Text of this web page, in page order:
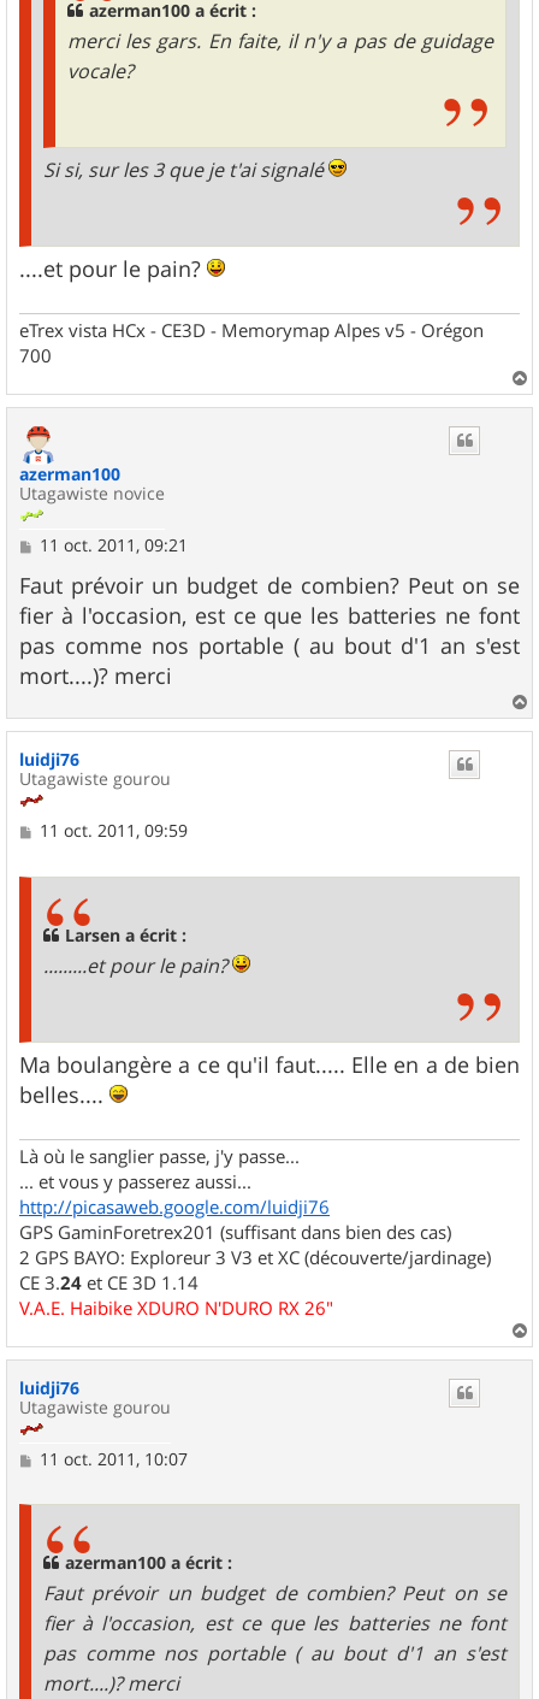
azerman100 a écrit :
merci les gars. En faite, il n'y a pas de guidage
vocale?
Si si, sur les 3 que je t'ai signalé
....et pour le pain?
eTrex vista HCx - CE3D - Memorymap Alpes v5 - Orégon
700
a
azerman100
Utagawiste novice
M
s
s
a
g
e
11 oct. 2011, 09:21
Faut prévoir un budget de combien? Peut on se
fier à l'occasion, est ce que les batteries ne font
pas comme nos portable ( au bout d'1 an s'est
mort....)? merci
a
luidji76
Utagawiste gourou
M11 oct. 2011, 09:59
Larsen a écrit :
.........et pour le pain?
Ma boulangère a ce qu'il faut..... Elle en a de bien
belles....
Là où le sanglier passe, j'y passe...
... et vous y passerez aussi...
http://picasaweb.google.com/luidji76
GPS GaminForetrex201 (suffisant dans bien des cas)
2 GPS BAYO: Exploreur 3 V3 et XC (découverte/jardinage)
CE 3.24 et CE 3D 1.14
V.A.E. Haibike XDURO N'DURO RX 26"
a
luidji76
Utagawiste gourou
M11 oct. 2011, 10:07
azerman100 a écrit :
Faut prévoir un budget de combien? Peut on se
fier à l'occasion, est ce que les batteries ne font
pas comme nos portable ( au bout d'1 an s'est
mort....)? merci